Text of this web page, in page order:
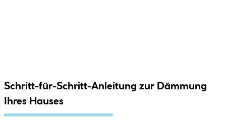
Schritt-für-Schritt-Anleitung zur Dämmung
Ihres Hauses